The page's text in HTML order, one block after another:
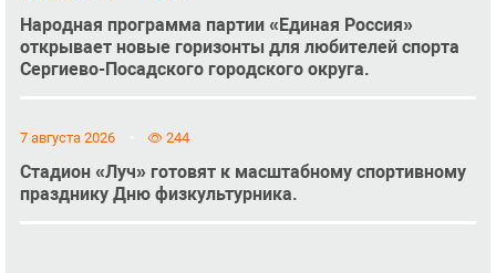
Народная программа партии «Единая Россия»
открывает новые горизонты для любителей спорта
Сергиево-Посадского городского округа.
7 августа 2026 244
Стадион «Луч» готовят к масштабному спортивному
празднику Дню физкультурника.